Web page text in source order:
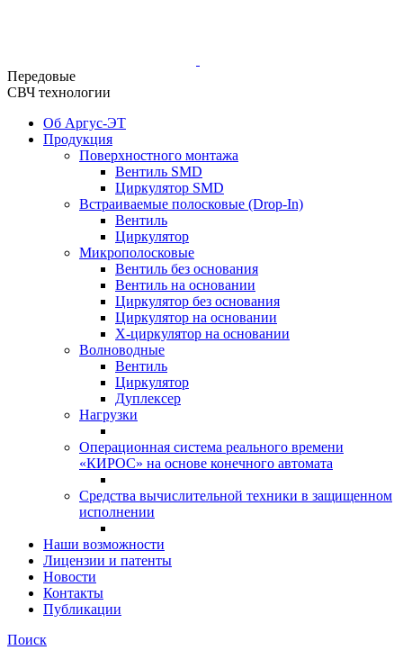
Передовые
СВЧ технологии
Об Аргус-ЭТ
Продукция
Поверхностного монтажа
Вентиль SMD
Циркулятор SMD
Встраиваемые полосковые (Drop-In)
Вентиль
Циркулятор
Микрополосковые
Вентиль без основания
Вентиль на основании
Циркулятор без основания
Циркулятор на основании
Х-циркулятор на основании
Волноводные
Вентиль
Циркулятор
Дуплексер
Нагрузки
Операционная система реального времени
«КИРОС» на основе конечного автомата
Средства вычислительной техники в защищенном
исполнении
Наши возможности
Лицензии и патенты
Новости
Контакты
Публикации
Поиск